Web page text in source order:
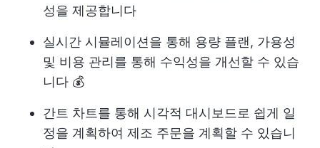
성을 제공합니다
실시간 시뮬레이션을 통해 용량 플랜, 가용성
및 비용 관리를 통해 수익성을 개선할 수 있습
니다 💰
간트 차트를 통해 시각적 대시보드로 쉽게 일
정을 계획하여 제조 주문을 계획할 수 있습니